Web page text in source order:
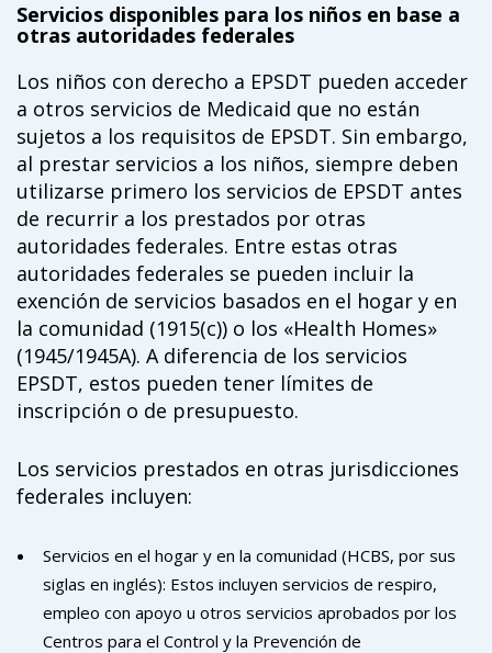
Servicios disponibles para los niños en base a
otras autoridades federales
Los niños con derecho a EPSDT pueden acceder
a otros servicios de Medicaid que no están
sujetos a los requisitos de EPSDT. Sin embargo,
al prestar servicios a los niños, siempre deben
utilizarse primero los servicios de EPSDT antes
de recurrir a los prestados por otras
autoridades federales. Entre estas otras
autoridades federales se pueden incluir la
exención de servicios basados en el hogar y en
la comunidad (1915(c)) o los «Health Homes»
(1945/1945A). A diferencia de los servicios
EPSDT, estos pueden tener límites de
inscripción o de presupuesto.
Los servicios prestados en otras jurisdicciones
federales incluyen:
Servicios en el hogar y en la comunidad (HCBS, por sus
siglas en inglés): Estos incluyen servicios de respiro,
empleo con apoyo u otros servicios aprobados por los
Centros para el Control y la Prevención de